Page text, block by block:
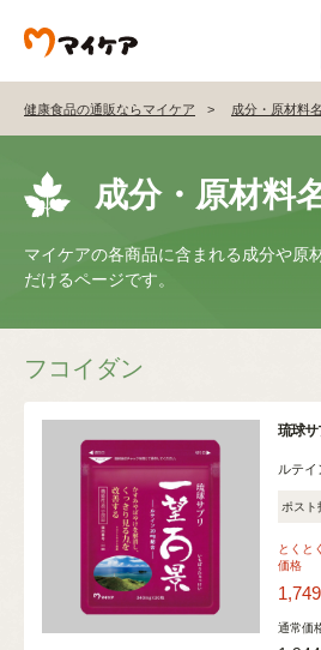
健康食品の通販ならマイケア 成分・原材料
成分・原材料
マイケアの各商品に含まれる成分や原
だけるページです。
フコイダン
琉球サ
ルテイ
ポスト
とくとく
価格
通常価